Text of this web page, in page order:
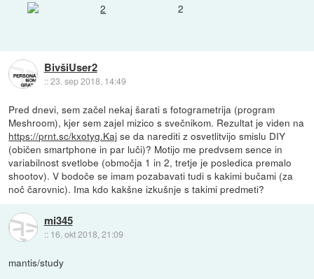
2
BivšiUser2
::23. sep 2018, 14:49
Pred dnevi, sem začel nekaj šarati s fotogrametrija (program
Meshroom), kjer sem zajel mizico s svečnikom. Rezultat je viden na
https://prnt.sc/kxotyg.Kaj se da narediti z osvetlitvijo smislu DIY
(običen smartphone in par luči)? Motijo me predvsem sence in
variabilnost svetlobe (območja 1 in 2, tretje je posledica premalo
shootov). V bodoče se imam pozabavati tudi s kakimi bučami (za
noč čarovnic). Ima kdo kakšne izkušnje s takimi predmeti?
mi345
:: 16. okt 2018, 21:09
mantis/study